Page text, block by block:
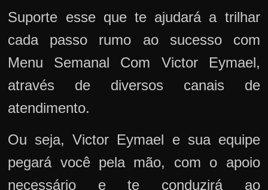
Suporte esse que te ajudará a trilhar
cada passo rumo ao sucesso com
Menu Semanal Com Victor Eymael,
através de diversos canais de
atendimento.
Ou seja, Victor Eymael e sua equipe
pegará você pela mão, com o apoio
necessário e te conduzirá ao